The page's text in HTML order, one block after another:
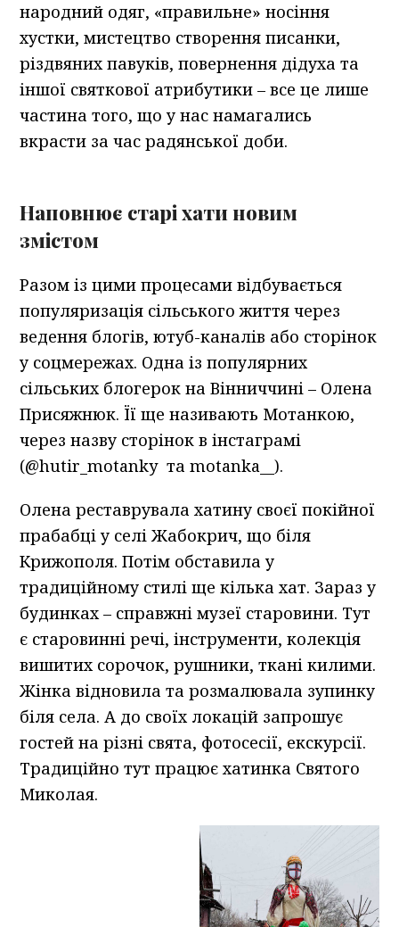
народний одяг, «правильне» носіння
хустки, мистецтво створення писанки,
різдвяних павуків, повернення дідуха та
іншої святкової атрибутики – все це лише
частина того, що у нас намагались
вкрасти за час радянської доби.
Наповнює старі хати новим
змістом
Разом із цими процесами відбувається
популяризація сільського життя через
ведення блогів, ютуб-каналів або сторінок
у соцмережах. Одна із популярних
сільських блогерок на Вінниччині – Олена
Присяжнюк. Її ще називають Мотанкою,
через назву сторінок в інстаграмі
(@hutir_motanky та motanka__).
Олена реставрувала хатину своєї покійної
прабабці у селі Жабокрич, що біля
Крижополя. Потім обставила у
традиційному стилі ще кілька хат. Зараз у
будинках – справжні музеї старовини. Тут
є старовинні речі, інструменти, колекція
вишитих сорочок, рушники, ткані килими.
Жінка відновила та розмалювала зупинку
біля села. А до своїх локацій запрошує
гостей на різні свята, фотосесії, екскурсії.
Традиційно тут працює хатинка Святого
Миколая.